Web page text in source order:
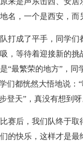
名，一个是西安，而
打成了平手，同学们
，等待着迎接新的
“最繁荣的地方”，
们都恍然大悟地说
登天”，真没有想到呀
赛后，我们队终于
的快乐，这样才是最